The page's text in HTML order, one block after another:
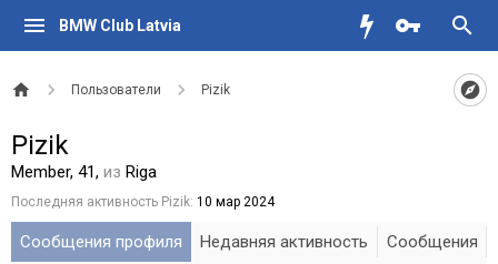
BMW Club Latvia
Пользователи Pizik
Pizik
Member, 41, из Riga
Последняя активность Pizik: 10 мар 2024
Сообщения профиля Недавняя активность
Сообщения